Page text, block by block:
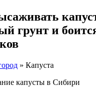
грунт и
» Капуста